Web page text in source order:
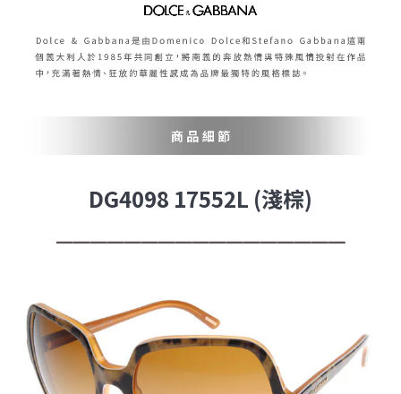
DG4098 17552L (淺棕)
━━━━━━━━━━━━━━━━━